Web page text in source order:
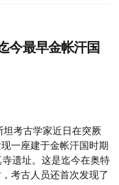
今最早金帐汗国
坦考古学家近日在突厥
一座建于金帐汗国时期
寺遗址。这是迄今在奥特
考古人员还首次发现了